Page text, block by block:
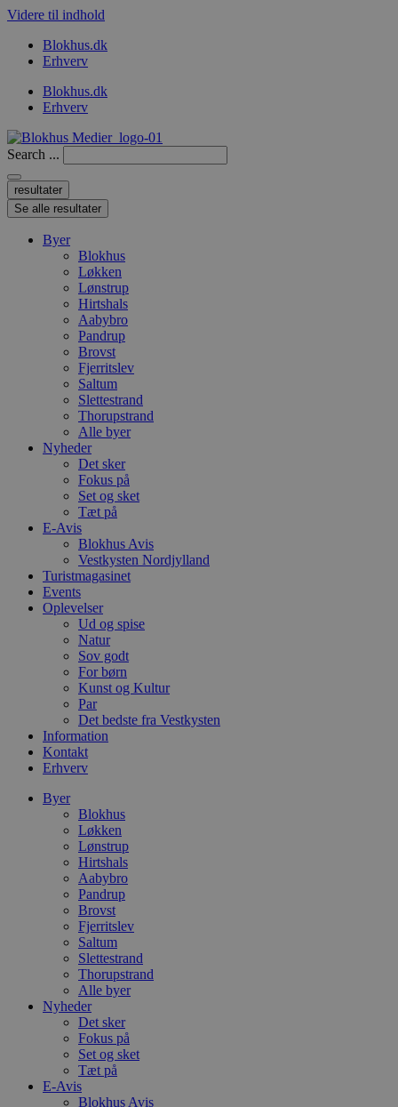
Videre til indhold
Blokhus.dk
Erhverv
Blokhus.dk
Erhverv
Search ...
resultater
Se alle resultater
Byer
Blokhus
Løkken
Lønstrup
Hirtshals
Aabybro
Pandrup
Brovst
Fjerritslev
Saltum
Slettestrand
Thorupstrand
Alle byer
Nyheder
Det sker
Fokus på
Set og sket
Tæt på
E-Avis
Blokhus Avis
Vestkysten Nordjylland
Turistmagasinet
Events
Oplevelser
Ud og spise
Natur
Sov godt
For børn
Kunst og Kultur
Par
Det bedste fra Vestkysten
Information
Kontakt
Erhverv
Byer
Blokhus
Løkken
Lønstrup
Hirtshals
Aabybro
Pandrup
Brovst
Fjerritslev
Saltum
Slettestrand
Thorupstrand
Alle byer
Nyheder
Det sker
Fokus på
Set og sket
Tæt på
E-Avis
Blokhus Avis